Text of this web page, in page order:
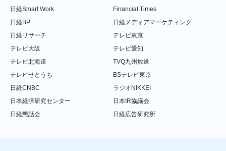
日経Smart Work
Financial Times
日経BP
日経メディアマーケティング
日経リサーチ
テレビ東京
テレビ大阪
テレビ愛知
テレビ北海道
TVQ九州放送
テレビせとうち
BSテレビ東京
日経CNBC
ラジオNIKKEI
日本経済研究センター
日本IR協議会
日経懇話会
日経広告研究所